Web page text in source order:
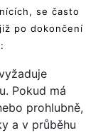
se často
po dokončení
Pokud má
prohlubně,
a v průběhu